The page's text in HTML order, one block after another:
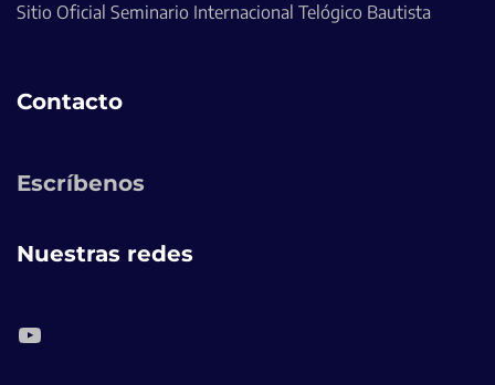
Sitio Oficial Seminario Internacional Telógico Bautista
Contacto
Escríbenos
Nuestras redes
YouTube